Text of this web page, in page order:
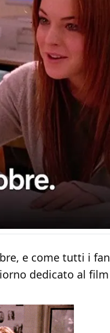
e come tutti i
dedicato al